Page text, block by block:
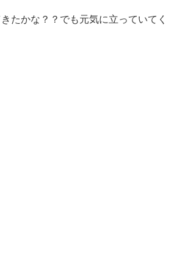
たかな？？でも元気に立っていてく